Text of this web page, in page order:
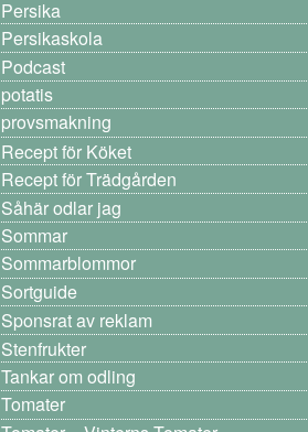
Persika
Persikaskola
Podcast
potatis
provsmakning
Recept för Köket
Recept för Trädgården
Såhär odlar jag
Sommar
Sommarblommor
Sortguide
Sponsrat av reklam
Stenfrukter
Tankar om odling
Tomater